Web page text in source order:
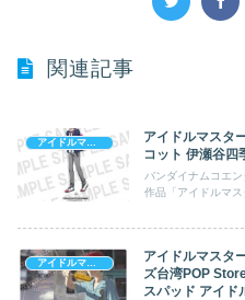
関連記事
アイドルマスタ
コット 伊瀬谷四
バンダイナムコエ
作品「アイドルマス
アイドルマスタ
ズ台湾POP
スパッド アイド